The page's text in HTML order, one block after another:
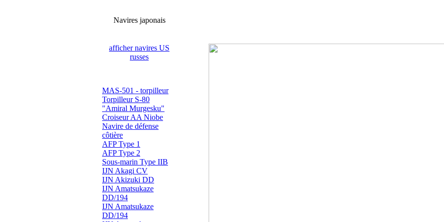
Navires japonais
afficher navires US
russes
MAS-501 - torpilleur
Torpilleur S-80
"Amiral Murgesku"
Croiseur AA Niobe
Navire de défense
côtière
AFP Type 1
AFP Type 2
Sous-marin Type IIB
IJN Akagi CV
IJN Akizuki DD
IJN Amatsukaze
DD/194
IJN Amatsukaze
DD/194